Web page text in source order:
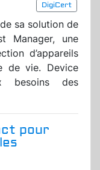
DigiCert
sa solution de
Manager, une
d’appareils
de vie. Device
besoins des
pour